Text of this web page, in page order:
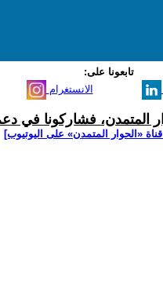
تابعونا على:
الانستغرام
المتمدن، فشاركونا في
‫«الحوار المتمدن» على اليوتيوب]